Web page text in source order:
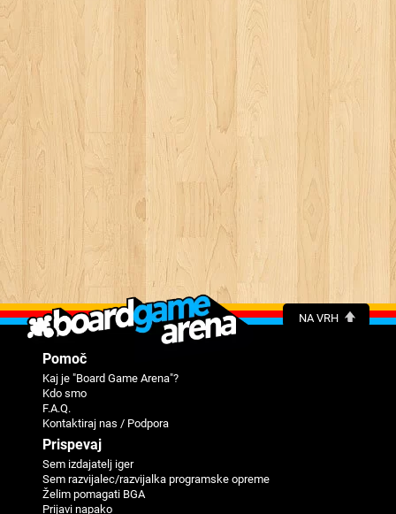
NA VRH
Pomoč
Kaj je "Board Game Arena"?
Kdo smo
F.A.Q.
Kontaktiraj nas / Podpora
Prispevaj
Sem izdajatelj iger
Sem razvijalec/razvijalka programske opreme
Želim pomagati BGA
Prijavi napako